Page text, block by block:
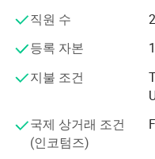
높은 경쟁력있는 가격입
우리는 항상 품질을 먼
받은 적이 없습니다. 우
전문 QC 팀을 가지고 있
강력한 기술 역량, 고급
설, 과학 관리 등을 갖춘
직원 수
등록 자본
지불 조건
국제 상거래 조건
(인코텀즈)